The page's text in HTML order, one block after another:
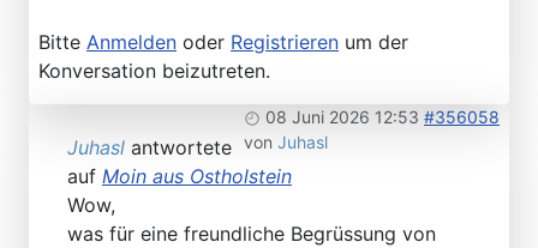
Bitte Anmelden oder Registrieren um der
Konversation beizutreten.
08 Juni 2026 12:53 #356058
von Juhasl
Juhasl antwortete
auf Moin aus Ostholstein
Wow,
was für eine freundliche Begrüssung von